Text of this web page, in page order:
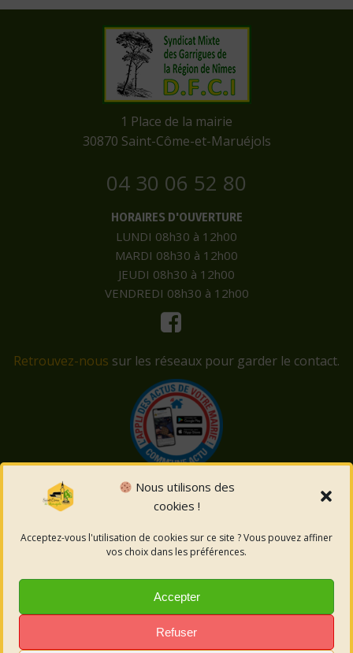
Nous utilisons des
cookies !
Acceptez-vous l'utilisation de cookies sur ce site ? Vous pouvez affiner
vos choix dans les préférences.
Accepter
Refuser
​1 Place de la mairie
​30870 Saint-Côme-et-Maruéjols
04 30 06 52 80
HORAIRES D'OUVERTURE
LUNDI 08h30 à 12h00
MARDI 08h30 à 12h00
JEUDI 08h30 à 12h00
VENDREDI 08h30 à 12h00
Retrouvez-nous sur les réseaux pour garder le contact.
© 2026 Saint-Côme-et-Maruéjols. Un service proposé
Mentions légales
Politique des cookies